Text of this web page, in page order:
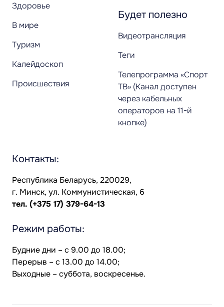
Здоровье
В мире
Туризм
Калейдоскоп
Происшествия
Будет полезно
Видеотрансляция
Теги
Телепрограмма «Спорт
ТВ» (Канал доступен
через кабельных
операторов на 11-й
кнопке)
Контакты:
Республика Беларусь, 220029,
г. Минск, ул. Коммунистическая, 6
тел. (+375 17) 379-64-13
Режим работы:
Будние дни – с 9.00 до 18.00;
Перерыв – с 13.00 до 14.00;
Выходные – суббота, воскресенье.